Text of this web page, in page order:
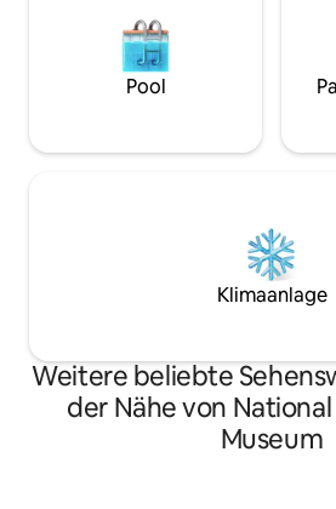
Pool
Klimaanlage
Weitere beliebte
der Nähe von
Museum